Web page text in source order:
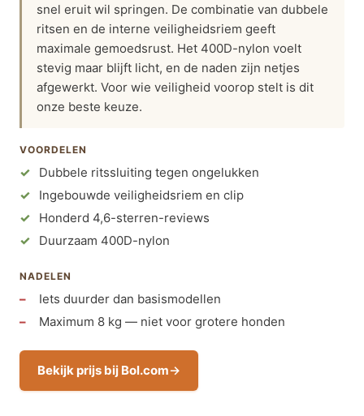
snel eruit wil springen. De combinatie van dubbele
ritsen en de interne veiligheidsriem geeft
maximale gemoedsrust. Het 400D-nylon voelt
stevig maar blijft licht, en de naden zijn netjes
afgewerkt. Voor wie veiligheid voorop stelt is dit
onze beste keuze.
VOORDELEN
Dubbele ritssluiting tegen ongelukken
Ingebouwde veiligheidsriem en clip
Honderd 4,6-sterren-reviews
Duurzaam 400D-nylon
NADELEN
Iets duurder dan basismodellen
Maximum 8 kg — niet voor grotere honden
Bekijk prijs bij Bol.com